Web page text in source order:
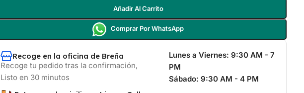
Añadir Al Carrito
Comprar Por WhatsApp
Recoge en la oficina de Breña
Recoge tu pedido tras la confirmación,
Listo en 30 minutos
Lunes a Viernes: 9:30 AM - 7
PM
Sábado: 9:30 AM - 4 PM